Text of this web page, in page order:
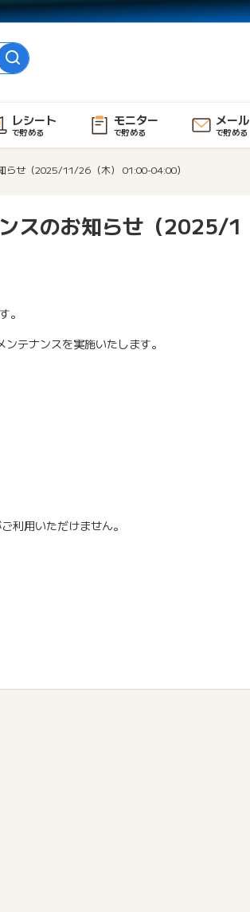
レシート
で貯める
モニター
で貯める
メール
で貯める
らせ（2025/11/26（木） 01:00-04:00）
スのお知らせ（2025/1
。
テナンスを実施いたします。
利用いただけません。